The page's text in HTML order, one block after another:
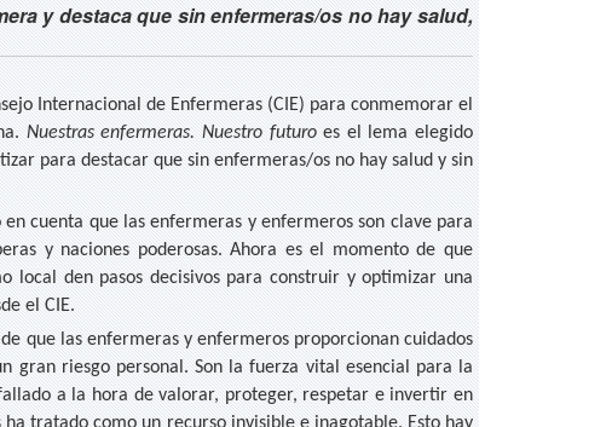
y destaca que sin enfermeras/os no hay salud,
Internacional de Enfermeras (CIE) para conmemorar el
Nuestras enfermeras. Nuestro futuroes el lema elegido
para destacar que sin enfermeras/os no hay salud y sin
cuenta que las enfermeras y enfermeros son clave para
y naciones poderosas. Ahora es el momento de que
local den pasos decisivos para construir y optimizar una
el CIE.
que las enfermeras y enfermeros proporcionan cuidados
gran riesgo personal. Son la fuerza vital esencial para la
a la hora de valorar, proteger, respetar e invertir en